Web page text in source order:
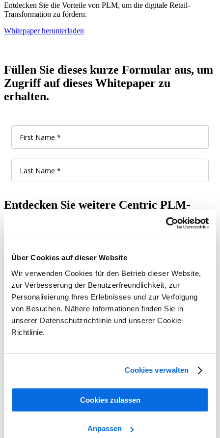
Über Cookies auf dieser Website
Wir verwenden Cookies für den Betrieb dieser Website,
zur Verbesserung der Benutzerfreundlichkeit, zur
Personalisierung Ihres Erlebnisses und zur Verfolgung
von Besuchen. Nähere Informationen finden Sie in
unserer Datenschutzrichtlinie und unserer Cookie-
Richtlinie.
Cookies verwalten
Cookies zulassen
Anpassen
Entdecken Sie die Vorteile von PLM, um die digitale Retail-
Transformation zu fördern.
Whitepaper herunterladen
Füllen Sie dieses kurze Formular aus, um
Zugriff auf dieses Whitepaper zu
erhalten.
Entdecken Sie weitere Centric PLM-
Überzeugen Sie sich selbst
Hat Ihr Fashion- oder Retail-Business Schwierigkeiten, die Ziele der
verändernden Marktumfeld Schritt zu halten?
erweitert, die Effizienz erhöht, Kosten senkt und das Time-to-